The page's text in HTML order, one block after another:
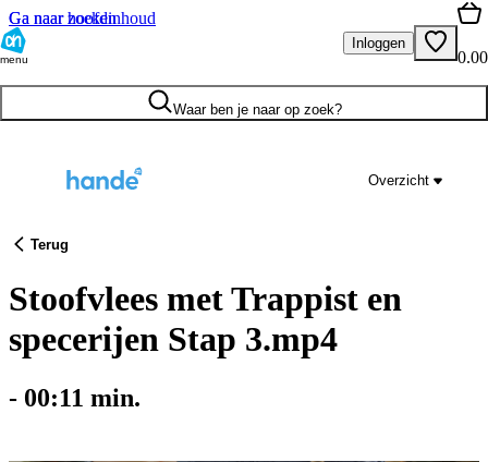
Ga naar hoofdinhoud
Ga naar zoeken
menu
Inloggen
0.00
Waar ben je naar op zoek?
Overzicht
Terug
Stoofvlees met Trappist en
specerijen Stap 3.mp4
- 00:11 min.